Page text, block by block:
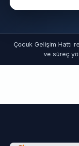
Çocuk Gelişim Hattı
ve süreç